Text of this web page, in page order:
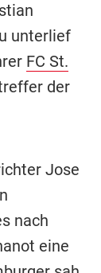
unterlief
FC St.
der
Jose
nach
eine